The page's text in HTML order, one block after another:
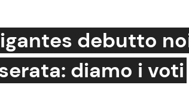
Benessere
debutto
diamo i voti